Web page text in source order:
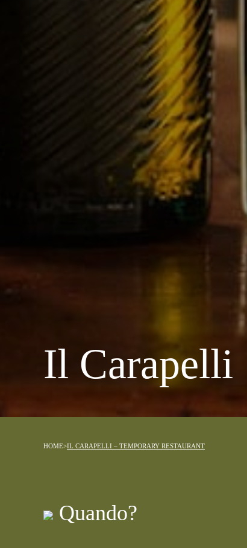
Il Carapelli
HOME>IL CARAPELLI – TEMPORARY RESTAURANT
Quando?